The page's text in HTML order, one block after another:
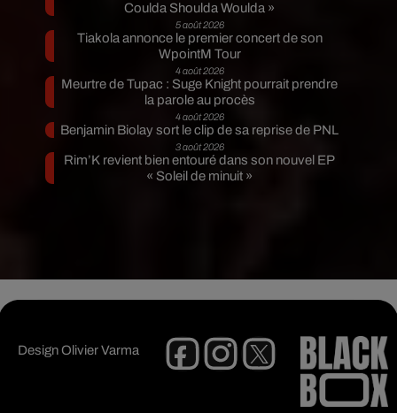
Coulda Shoulda Woulda »
5 août 2026
Tiakola annonce le premier concert de son
WpointM Tour
4 août 2026
Meurtre de Tupac : Suge Knight pourrait prendre
la parole au procès
4 août 2026
Benjamin Biolay sort le clip de sa reprise de PNL
3 août 2026
Rim’K revient bien entouré dans son nouvel EP
« Soleil de minuit »
DesignOlivier Varma